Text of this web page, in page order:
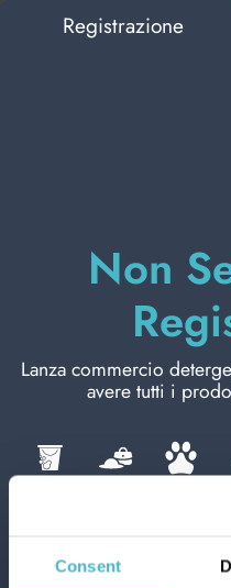
Consent
BAZAR
PET FOOD
BUCATO
PULIZIA PERSONA
CURA PERSONA
RICHIEDI UN
Il nostro team di
Registrazione
Non
Lanza commercio
avere tutti i
TI